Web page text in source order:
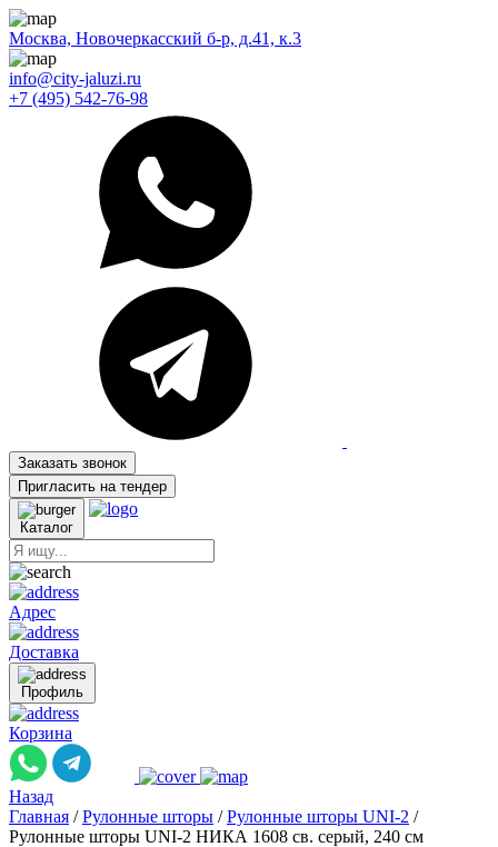
Москва, Новочеркасский б-р, д.41, к.3
info@city-jaluzi.ru
+7 (495) 542-76-98
Заказать звонок
Пригласить на тендер
Каталог
Адрес
Доставка
Профиль
Корзина
Назад
Главная / Рулонные шторы / Рулонные шторы UNI-2 /
Рулонные шторы UNI-2 НИКА 1608 св. серый, 240 см